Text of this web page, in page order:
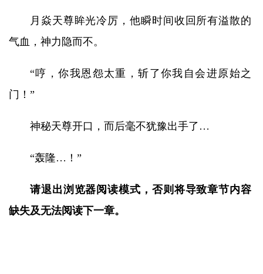
月焱天尊眸光冷厉，他瞬时间收回所有溢散的
气血，神力隐而不。
“哼，你我恩怨太重，斩了你我自会进原始之
门！”
神秘天尊开口，而后毫不犹豫出手了…
“轰隆…！”
请退出浏览器阅读模式，否则将导致章节内容
缺失及无法阅读下一章。